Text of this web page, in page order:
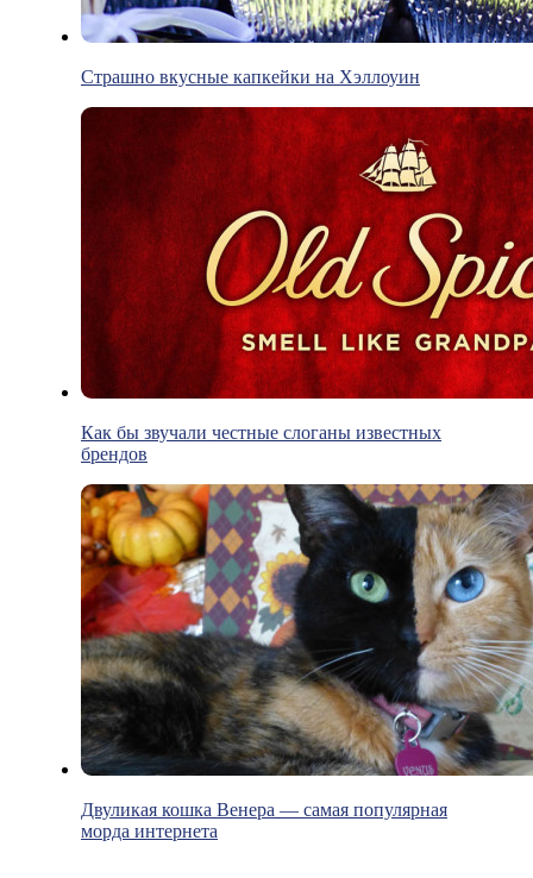
Страшно вкусные капкейки на Хэллоуин
Как бы звучали честные слоганы известных
брендов
Двуликая кошка Венера — самая популярная
морда интернета